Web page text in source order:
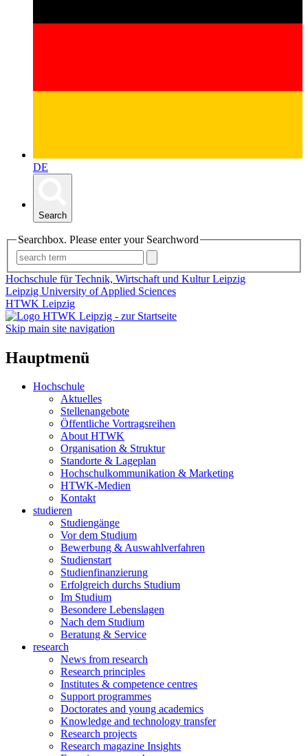
DE
Search
Searchbox. Please enter your Searchword
Hochschule für Technik, Wirtschaft und Kultur Leipzig
Leipzig University of Applied Sciences
HTWK Leipzig
Skip main site navigation
Hauptmenü
Hochschule
Aktuelles
Stellenangebote
Öffentliche Vortragsreihen
About HTWK
Organisation & Struktur
Standorte & Lageplan
Hochschulkommunikation & Marketing
HTWK-Medien
Kontakt
studieren
Studiengänge
Vor dem Studium
Bewerbung & Auswahlverfahren
Studienstart
Studienfinanzierung
Erfolgreich durchs Studium
Im Studium
Besondere Lebenslagen
Nach dem Studium
Beratung & Service
research
News from research
Research principles
Institutes & competence centres
Support programmes
Doctorates and young academics
Knowledge and technology transfer
Research projects
Research magazine Insights